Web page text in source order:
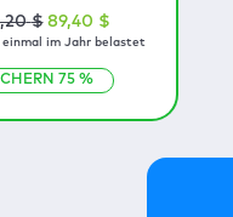
,20 $ 89,40 $
einmal im Jahr belastet
75 %